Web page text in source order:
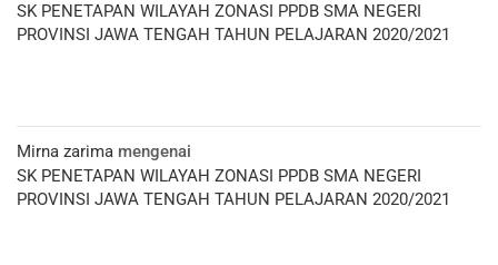
SK PENETAPAN WILAYAH ZONASI PPDB SMA NEGERI
PROVINSI JAWA TENGAH TAHUN PELAJARAN 2020/2021
Mirna zarima mengenai
SK PENETAPAN WILAYAH ZONASI PPDB SMA NEGERI
PROVINSI JAWA TENGAH TAHUN PELAJARAN 2020/2021